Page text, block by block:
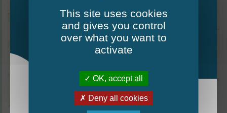
Leaflet| ©OpenStreetMap
Le Mag - édition estivale
La nouvelle édition du Mag est arrivée!
This site uses cookies
and gives you control
over what you want to
activate
OK, accept all
Deny all cookies